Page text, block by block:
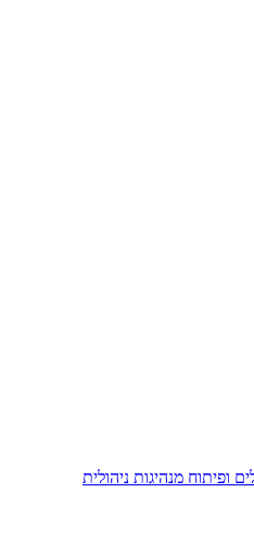
ופיתוח מנהיגות ניהולית